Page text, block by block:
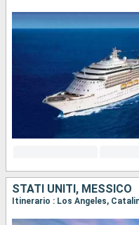
STATI UNITI, MESSICO
Itinerario : Los Angeles,